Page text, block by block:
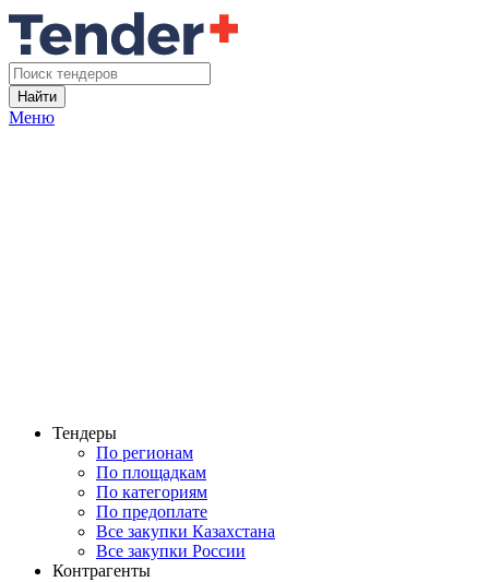
Найти
Меню
Тендеры
По регионам
По площадкам
По категориям
По предоплате
Все закупки Казахстана
Все закупки России
Контрагенты